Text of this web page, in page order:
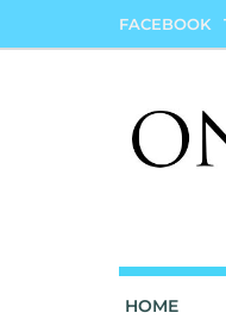
FACEBOOK
HOME